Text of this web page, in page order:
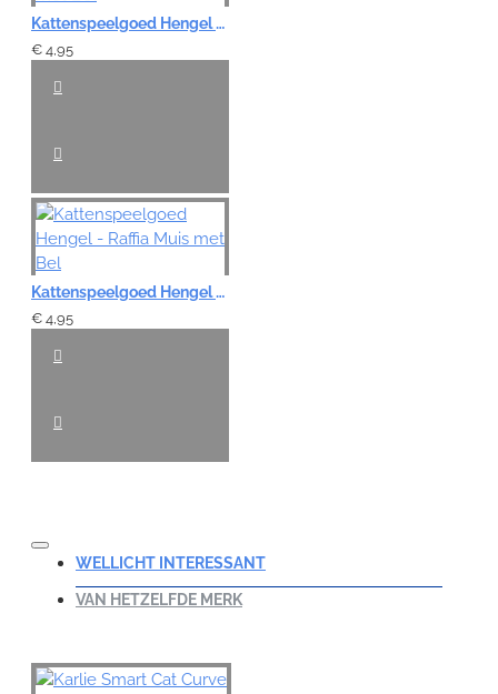
Kattenspeelgoed Hengel - Crinkle Muis met Bel
€ 4,95
Kattenspeelgoed Hengel - Raffia Muis met Bel
€ 4,95
WELLICHT INTERESSANT
VAN HETZELFDE MERK